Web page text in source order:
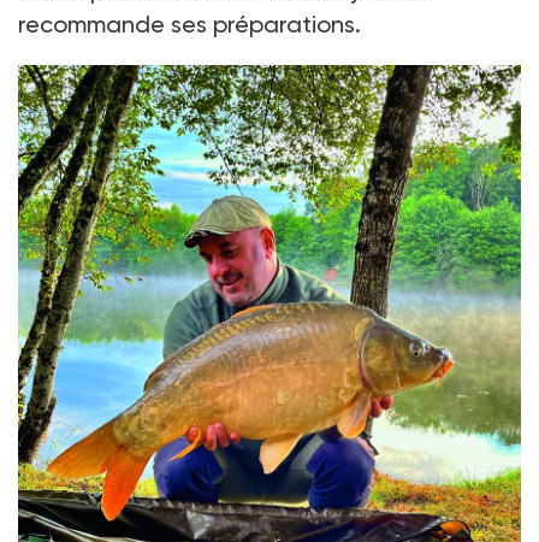
recommande ses préparations.